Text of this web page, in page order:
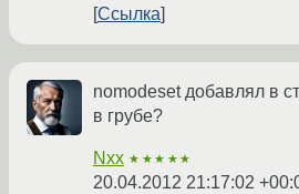
Ссылка
nomodeset добавлял в
в грубе?
Nxx ★★★★★
20.04.2012 21:17:02